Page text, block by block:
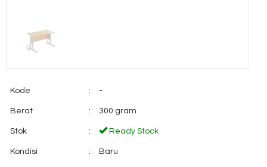
Kode : -
Berat : 300 gram
Stok : Ready Stock
Kondisi : Baru